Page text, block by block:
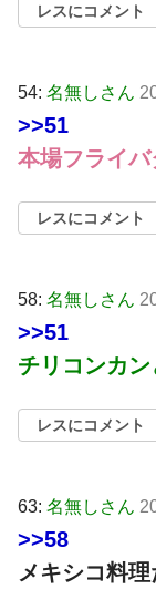
レスにコメント
54: 名無しさん
>>51
本場フライ
レスにコメント
58: 名無しさん
>>51
チリコンカ
レスにコメント
63: 名無しさん
>>58
メキシコ料